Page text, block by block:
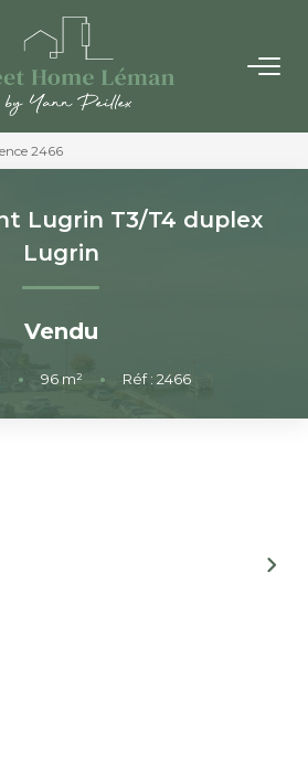
ACHETER
NEUFS
EN LIGNE
AGENCES
2466
Lugrin T3/T4 duplex
Lugrin
Vendu
• 96m² • Réf : 2466